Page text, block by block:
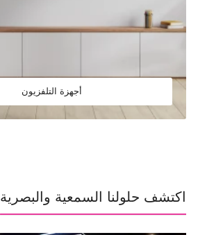
أجهزة التلفزيون
اكتشف حلولنا السمعية والبصرية